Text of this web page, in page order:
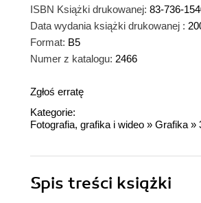
ISBN Książki drukowanej: 83-736-
Data wydania książki drukowanej :
Format: B5
Numer z katalogu: 2466
Zgłoś erratę
Kategorie:
Fotografia, grafika i wideo » Grafika»
Spis treści książki